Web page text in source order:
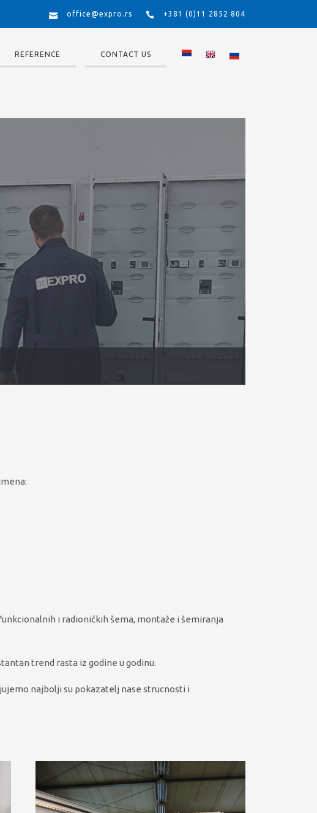
office@expro.rs +381 (0)11 2852 804
REFERENCE CONTACT US
i radioničkih šema, montaže i šemiranja
trend rasta iz godine u godinu.
najbolji su pokazatelj nase strucnosti i